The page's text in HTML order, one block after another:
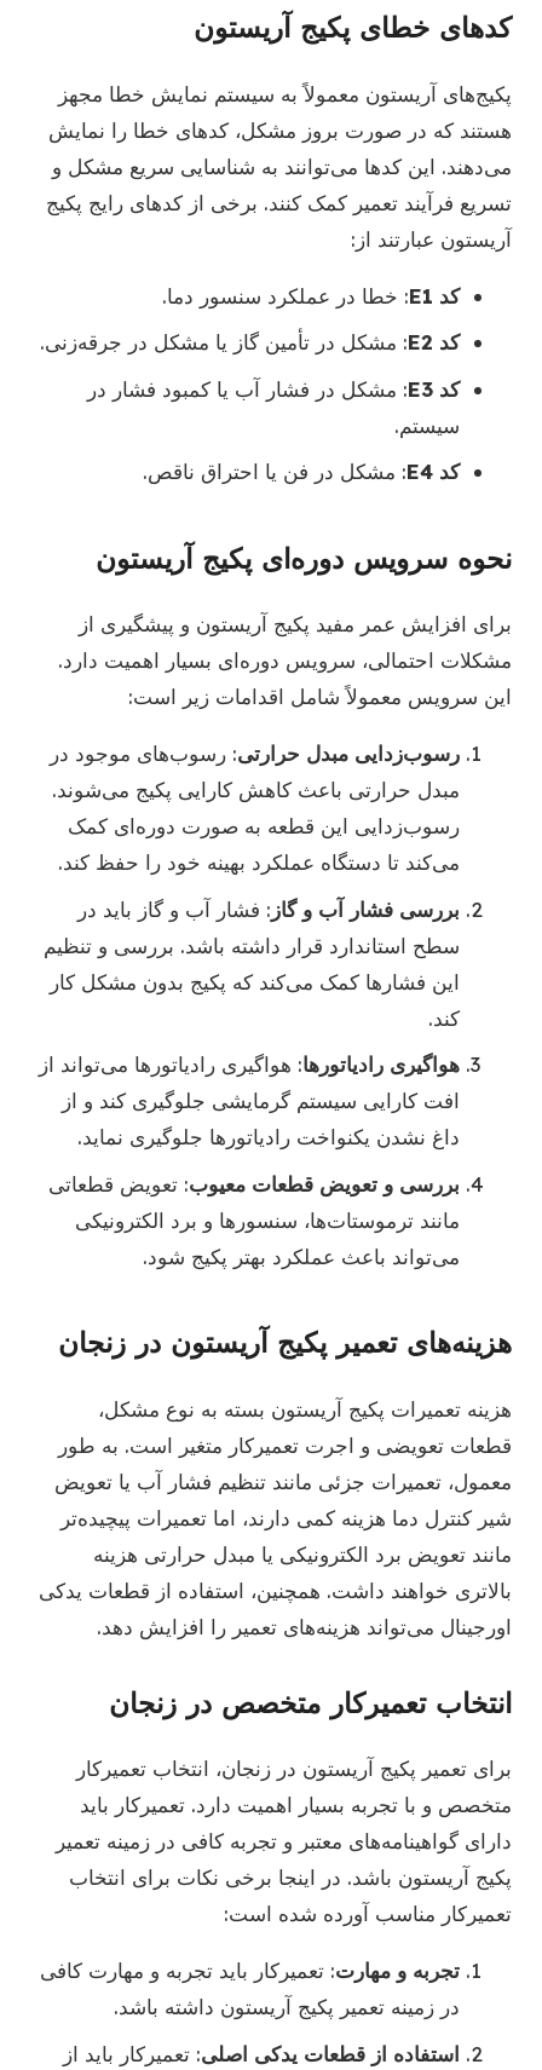
کدهای خطای پکیج آریستون
پکیج‌های آریستون معمولاً به سیستم نمایش خطا مجهز
هستند که در صورت بروز مشکل، کدهای خطا را نمایش
می‌دهند. این کدها می‌توانند به شناسایی سریع مشکل و
تسریع فرآیند تعمیر کمک کنند. برخی از کدهای رایج پکیج
آریستون عبارتند از:
کد E1
: خطا در عملکرد سنسور دما.
کد E2
: مشکل در تأمین گاز یا مشکل در جرقه‌زنی.
کد E3
: مشکل در فشار آب یا کمبود فشار در
سیستم.
کد E4
: مشکل در فن یا احتراق ناقص.
نحوه سرویس دوره‌ای پکیج آریستون
برای افزایش عمر مفید پکیج آریستون و پیشگیری از
مشکلات احتمالی، سرویس دوره‌ای بسیار اهمیت دارد.
این سرویس معمولاً شامل اقدامات زیر است:
رسوب‌زدایی مبدل حرارتی: رسوب‌های موجود در
مبدل حرارتی باعث کاهش کارایی پکیج می‌شوند.
رسوب‌زدایی این قطعه به صورت دوره‌ای کمک
می‌کند تا دستگاه عملکرد بهینه خود را حفظ کند.
بررسی فشار آب و گاز : فشار آب و گاز باید در
سطح استاندارد قرار داشته باشد. بررسی و تنظیم
این فشارها کمک می‌کند که پکیج بدون مشکل کار
کند.
هواگیری رادیاتورها: هواگیری رادیاتورها می‌تواند از
افت کارایی سیستم گرمایشی جلوگیری کند و از
داغ نشدن یکنواخت رادیاتورها جلوگیری نماید.
بررسی و تعویض قطعات معیوب: تعویض قطعاتی
مانند ترموستات‌ها، سنسورها و برد الکترونیکی
می‌تواند باعث عملکرد بهتر پکیج شود.
هزینه‌های تعمیر پکیج آریستون در زنجان
هزینه تعمیرات پکیج آریستون بسته به نوع مشکل،
قطعات تعویضی و اجرت تعمیرکار متغیر است. به طور
معمول، تعمیرات جزئی مانند تنظیم فشار آب یا تعویض
شیر کنترل دما هزینه کمی دارند، اما تعمیرات پیچیده‌تر
مانند تعویض برد الکترونیکی یا مبدل حرارتی هزینه
بالاتری خواهند داشت. همچنین، استفاده از قطعات یدکی
اورجینال می‌تواند هزینه‌های تعمیر را افزایش دهد.
انتخاب تعمیرکار متخصص در زنجان
برای تعمیر پکیج آریستون در زنجان، انتخاب تعمیرکار
متخصص و با تجربه بسیار اهمیت دارد. تعمیرکار باید
دارای گواهینامه‌های معتبر و تجربه کافی در زمینه تعمیر
پکیج آریستون باشد. در اینجا برخی نکات برای انتخاب
تعمیرکار مناسب آورده شده است:
تجربه و مهارت: تعمیرکار باید تجربه و مهارت کافی
در زمینه تعمیر پکیج آریستون داشته باشد.
استفاده از قطعات یدکی اصلی: تعمیرکار باید از